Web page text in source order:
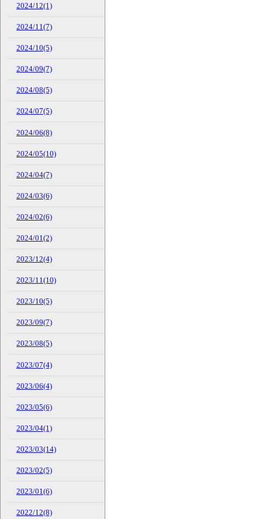
2024/12(1)
2024/11(7)
2024/10(5)
2024/09(7)
2024/08(5)
2024/07(5)
2024/06(8)
2024/05(10)
2024/04(7)
2024/03(6)
2024/02(6)
2024/01(2)
2023/12(4)
2023/11(10)
2023/10(5)
2023/09(7)
2023/08(5)
2023/07(4)
2023/06(4)
2023/05(6)
2023/04(1)
2023/03(14)
2023/02(5)
2023/01(6)
2022/12(8)